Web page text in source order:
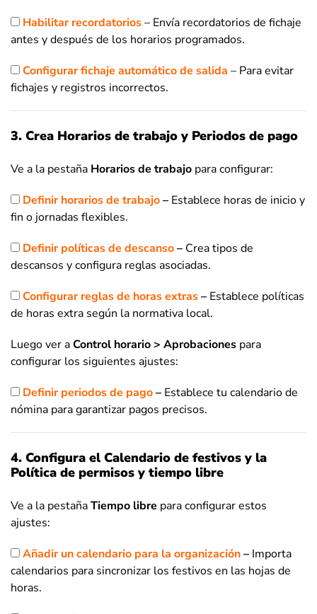
Habilitar recordatorios– Envía recordatorios de fichaje
antes y después de los horarios programados.
Configurar fichaje automático de salida – Para evitar
fichajes y registros incorrectos.
3. Crea Horarios de trabajo y Periodos de pago
Ve a la pestaña Horarios de trabajo para configurar:
Definir horarios de trabajo– Establece horas de inicio y
fin o jornadas flexibles.
Definir políticas de descanso– Crea tipos de
descansos y configura reglas asociadas.
Configurar reglas de horas extras– Establece políticas
de horas extra según la normativa local.
Luego ver aControl horario > Aprobaciones para
configurar los siguientes ajustes:
Definir periodos de pago– Establece tu calendario de
nómina para garantizar pagos precisos.
4. Configura el Calendario de festivos y la
Política de permisos y tiempo libre
Ve a la pestañaTiempo libre para configurar estos
ajustes:
Añadir un calendario para la organización– Importa
calendarios para sincronizar los festivos en las hojas de
horas.